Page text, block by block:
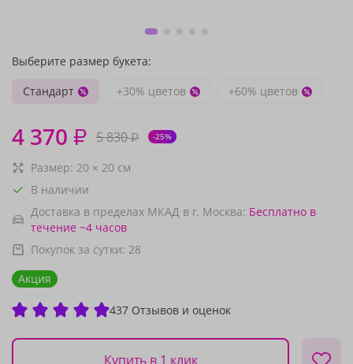
Выберите размер букета:
Стандарт
+30% цветов +60% цветов
4 370 ₽ 5 830₽ -25%
Размер: 20 × 20 см
В наличии
Доставка в пределах МКАД в г. Москва: Бесплатно в
течение ~4 часов
Покупок за сутки: 28
Акция
437 Отзывов и оценок
Купить в 1 клик